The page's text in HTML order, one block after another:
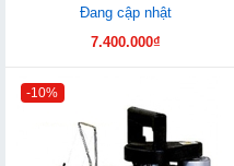
Đang cập nhật
7.400.000₫
-10%